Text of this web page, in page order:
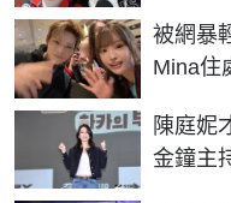
被網暴
Mina
陳庭妮
金鐘主